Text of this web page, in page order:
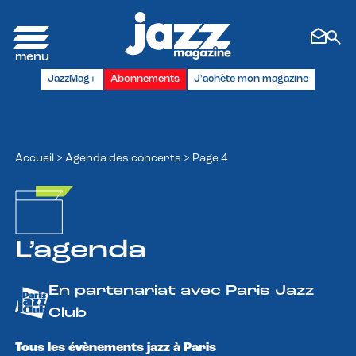
JazzMag+ Abonnements J'achète mon magazine
Accueil > Agenda des concerts > Page 4
L’agenda
En partenariat avec Paris Jazz
Club
Tous les évènements jazz à Paris